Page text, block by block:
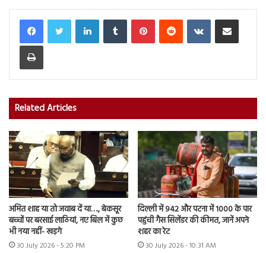
LinkedInTumblr PinterestReddit VKontakteShare via Email
Print
Related Articles
अमित शाह या तो जवाब दें या…., बेकसूर
बच्चों पर बरसाई लाठियां, नए बिल में कुछ
भी नया नहीं- खड़गे
30 July 2026 - 5:20 PM
दिल्ली में 942 और पटना में 1000 के पार
पहुंची गैस सिलेंडर की कीमत, जानें अपने
शहर का रेट
30 July 2026 - 10:31 AM